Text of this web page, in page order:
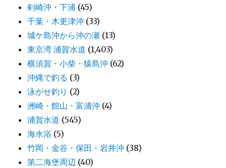
剣崎沖・下浦 (45)
千葉・木更津沖 (33)
城ケ島沖から沖の瀬 (13)
東京湾 浦賀水道 (1,403)
横須賀・小柴・猿島沖 (62)
沖縄で釣る (3)
泳がせ釣り (2)
洲崎・館山・富浦沖 (4)
浦賀水道 (545)
海水浴 (5)
竹岡・金谷・保田・岩井沖 (38)
第二海堡周辺 (40)